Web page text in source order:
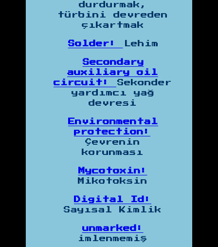
durdurmak,
türbini devreden
çıkartmak
Solder: Lehim
Secondary
auxiliary oil
circuit:
Sekonder
yardımcı yağ
devresi
Environmental
protection:
Çevrenin
korunması
Mycotoxin:
Mikotoksin
Digital Id:
Sayısal Kimlik
unmarked:
imlenmemiş